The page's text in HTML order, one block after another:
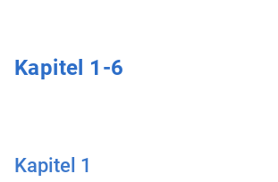
Kapitel 1-6
Kapitel 1